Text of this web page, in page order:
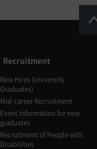
Recruitment
New Hires (University
Graduates)
Mid-career Recruitment
Event information for new
graduates
Recruitment of People with
Disabilities